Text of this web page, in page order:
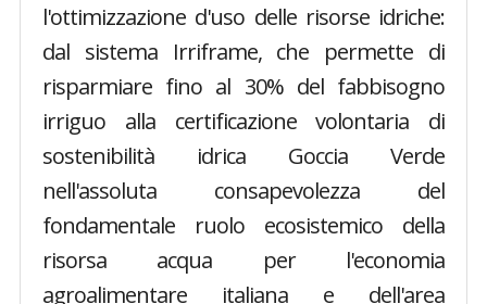
l'ottimizzazione d'uso delle risorse idriche:
dal sistema Irriframe, che permette di
risparmiare fino al 30% del fabbisogno
irriguo alla certificazione volontaria di
sostenibilità idrica Goccia Verde
nell'assoluta consapevolezza del
fondamentale ruolo ecosistemico della
risorsa acqua per l'economia
agroalimentare italiana e dell'area